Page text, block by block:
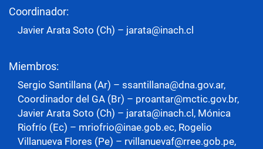
Coordinador:
Javier Arata Soto (Ch) – jarata@inach.cl
Miembros:
Sergio Santillana (Ar) – ssantillana@dna.gov.ar,
Coordinador del GA (Br) – proantar@mctic.gov.br,
Javier Arata Soto (Ch) – jarata@inach.cl, Mónica
Riofrío (Ec) – mriofrio@inae.gob.ec, Rogelio
Villanueva Flores (Pe) – rvillanuevaf@rree.gob.pe,